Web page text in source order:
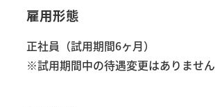
雇用形態
正社員（試用期間6ヶ月）
※試用期間中の待遇変更はありません